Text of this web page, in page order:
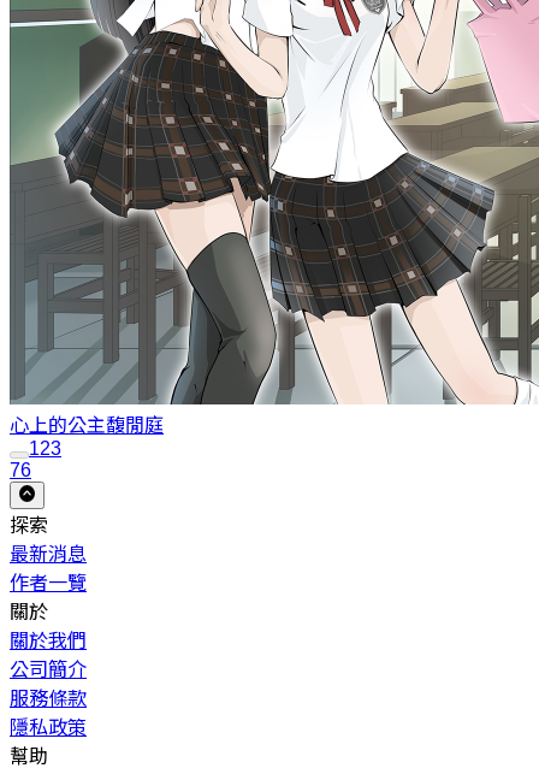
心上的公主馥閒庭
123
76
探索
最新消息
作者一覽
關於
關於我們
公司簡介
服務條款
隱私政策
幫助